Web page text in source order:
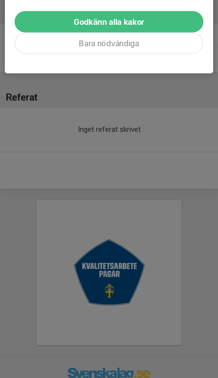
Ledare
Daniel LundqvistLedare
Referat
Inget referat skrivet
Godkänn alla kakor
Bara nödvändiga